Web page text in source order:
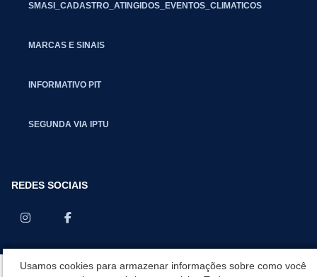
SMASI_CADASTRO_ATINGIDOS_EVENTOS_CLIMATICOS
MARCAS E SINAIS
INFORMATIVO PIT
SEGUNDA VIA IPTU
REDES SOCIAIS
Usamos cookies para armazenar informações sobre como você